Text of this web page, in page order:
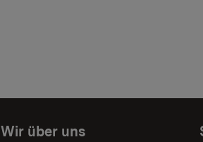
Wir über uns